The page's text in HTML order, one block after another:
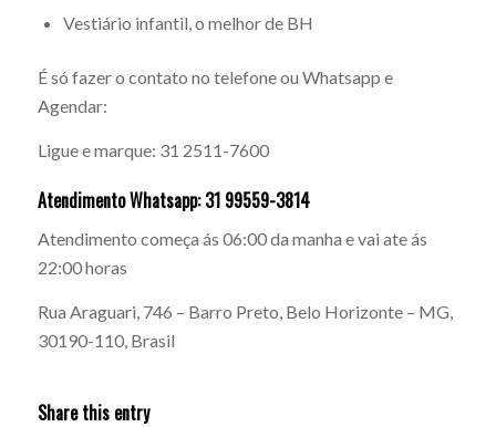
Vestiário infantil, o melhor de BH
É só fazer o contato no telefone ou Whatsapp e
Agendar:
Ligue e marque: 31 2511-7600
Atendimento Whatsapp: 31 99559-3814
Atendimento começa ás 06:00 da manha e vai ate ás
22:00 horas
Rua Araguari, 746 – Barro Preto, Belo Horizonte – MG,
30190-110, Brasil
Share this entry